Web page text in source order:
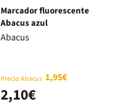
Marcador fluorescente
Abacus azul
Abacus
Precio Abacus 1,95€
2,10€